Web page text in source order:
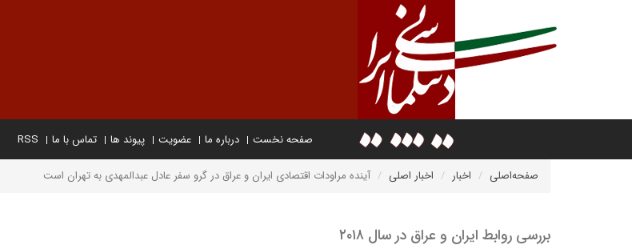
صفحه نخست درباره ما عضویت پیوند ها تماس با ما RSS
صفحه‌اصلی اخبار اخبار اصلی آینده مراودات اقتصادی ایران و عراق در گرو سفر عادل عبدالمهدی به تهران است
بررسی روابط ایران و عراق در سال ۲۰۱۸